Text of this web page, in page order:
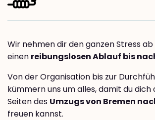
Wir nehmen dir den ganzen Stress
einen reibungslosen Ablauf bis
Von der Organisation bis zur
kümmern uns um alles, damit du dich
Seiten des Umzugs von Bremen
freuen kannst.